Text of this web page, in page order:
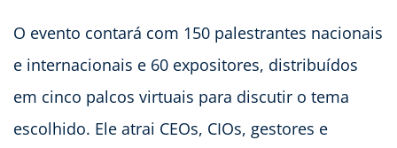
O evento contará com 150 palestrantes nacionais
e internacionais e 60 expositores, distribuídos
em cinco palcos virtuais para discutir o tema
escolhido. Ele atrai CEOs, CIOs, gestores e